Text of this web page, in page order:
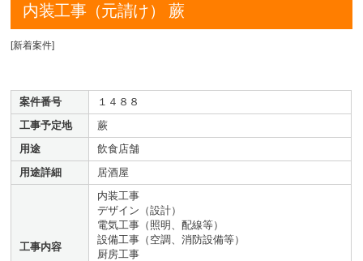
内装工事（元請け） 蕨
[新着案件]
案件番号
１４８８
工事予定地
蕨
用途
飲食店舗
用途詳細
居酒屋
工事内容
内装工事
デザイン（設計）
電気工事（照明、配線等）
設備工事（空調、消防設備等）
厨房工事